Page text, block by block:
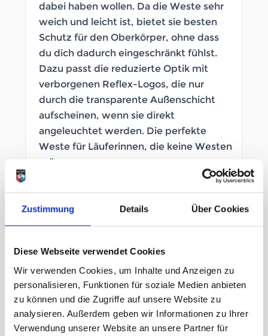
Zustimmung Details Über Cookies
Diese Webseite verwendet Cookies
Wir verwenden Cookies, um Inhalte und Anzeigen zu
personalisieren, Funktionen für soziale Medien anbieten
zu können und die Zugriffe auf unsere Website zu
analysieren. Außerdem geben wir Informationen zu Ihrer
Verwendung unserer Website an unsere Partner für
dabei haben wollen. Da die Weste sehr
weich und leicht ist, bietet sie besten
Schutz für den Oberkörper, ohne dass
du dich dadurch eingeschränkt fühlst.
Dazu passt die reduzierte Optik mit
verborgenen Reflex-Logos, die nur
durch die transparente Außenschicht
aufscheinen, wenn sie direkt
angeleuchtet werden. Die perfekte
Weste für Läuferinnen, die keine Westen
mögen.
Artikelnummer
Größe
34 40 42